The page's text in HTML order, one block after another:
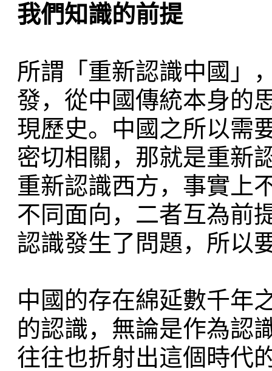
我們知識的前提
所謂「重新認識中國」
發，從中國傳統本身的
現歷史。中國之所以需
密切相關，那就是重新
重新認識西方，事實上
不同面向，二者互為前
認識發生了問題，所以
中國的存在綿延數千年
的認識，無論是作為認
往往也折射出這個時代